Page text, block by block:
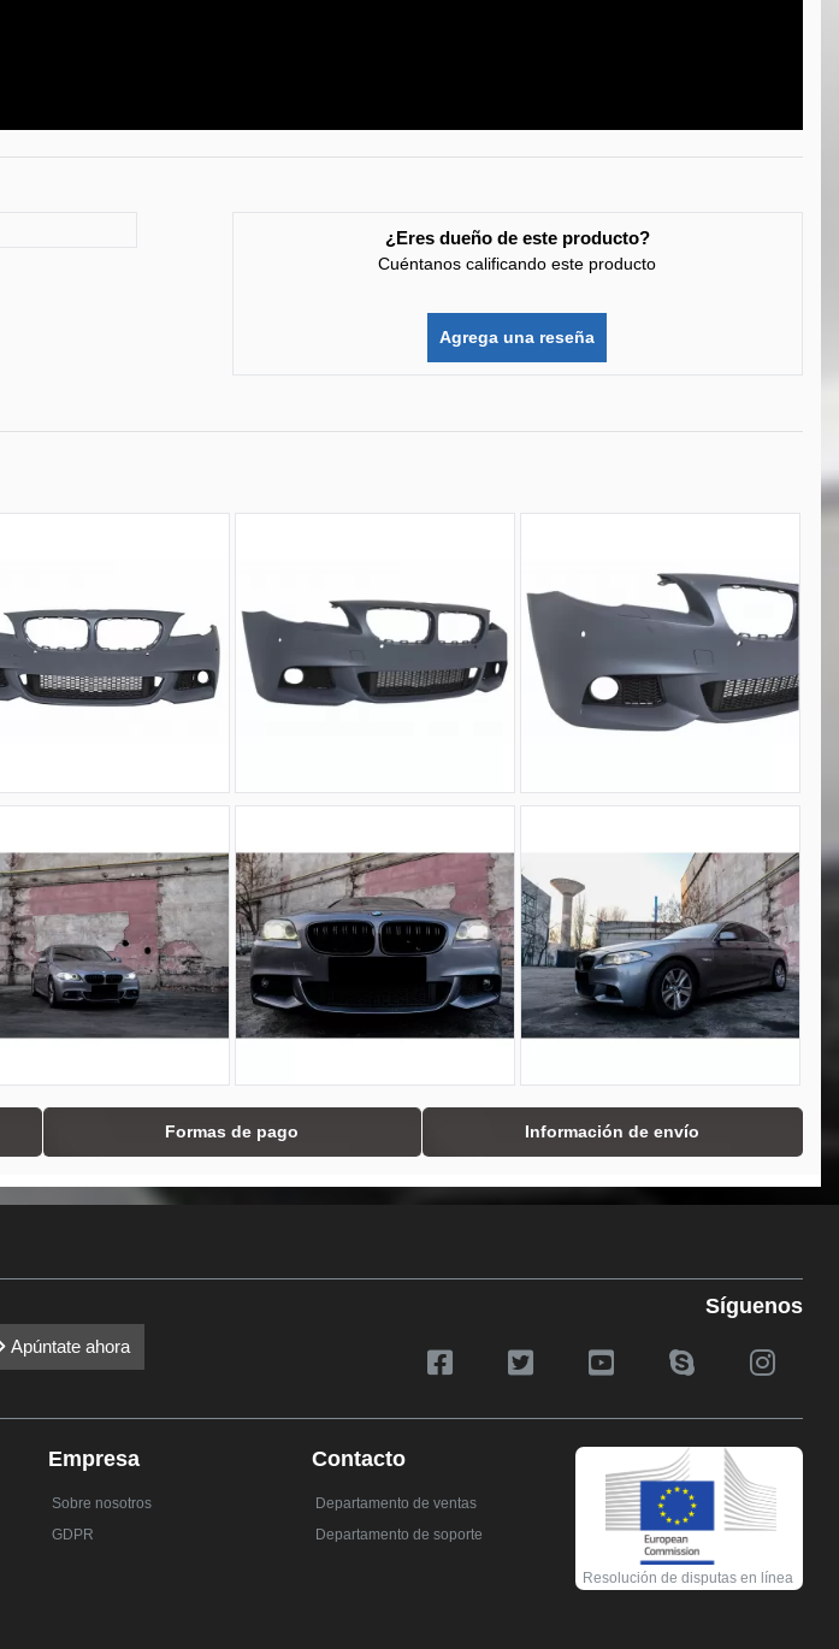
¿Eres dueño de este producto?
Cuéntanos calificando este producto
Agrega una reseña
Formas de pago Información de envío
Apúntate ahora
Síguenos
Empresa
Sobre nosotros
GDPR
Contacto
Departamento de ventas
Departamento de soporte
Resolución de disputas en línea